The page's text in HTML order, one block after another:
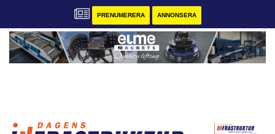
PRENUMERERA ANNONSERA